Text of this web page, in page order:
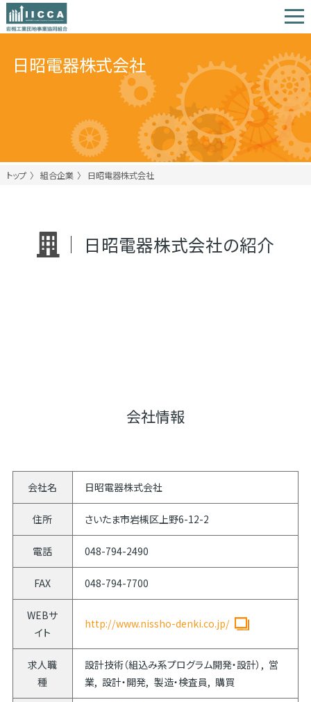
日昭電器株式会社
トップ 組合企業 日昭電器株式会社
日昭電器株式会社の紹介
会社情報
会社名 日昭電器株式会社
住所 さいたま市岩槻区上野6-12-2
電話 048-794-2490
FAX 048-794-7700
WEBサ
イト
http://www.nissho-denki.co.jp/
求人職
種
設計技術（組込み系プログラム開発・設計）
営
業 設計・開発 製造・検査員 購買